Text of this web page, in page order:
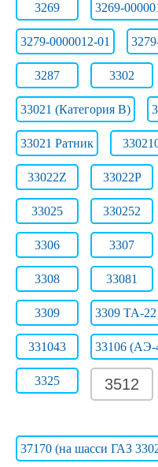
3269 3269-
3279-0000012-01
3287 3302
33021 (Категория B)
33021 Ратник
33022Z 33022Р
33025 330252
3306 3307
3308 33081
3309 3309 ТА-22
331043 33106 (АЭ-
3325 3512
37170 (на шасси ГАЗ